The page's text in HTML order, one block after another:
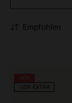
Empfohlen
-10% EXTRA